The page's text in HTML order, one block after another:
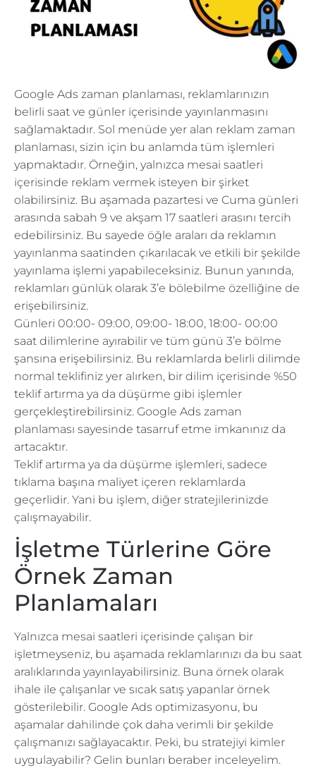
Google Ads zaman planlaması, reklamlarınızın
belirli saat ve günler içerisinde yayınlanmasını
sağlamaktadır. Sol menüde yer alan reklam zaman
planlaması, sizin için bu anlamda tüm işlemleri
yapmaktadır. Örneğin, yalnızca mesai saatleri
içerisinde reklam vermek isteyen bir şirket
olabilirsiniz. Bu aşamada pazartesi ve Cuma günleri
arasında sabah 9 ve akşam 17 saatleri arasını tercih
edebilirsiniz. Bu sayede öğle araları da reklamın
yayınlanma saatinden çıkarılacak ve etkili bir şekilde
yayınlama işlemi yapabileceksiniz. Bunun yanında,
reklamları günlük olarak 3’e bölebilme özelliğine de
erişebilirsiniz.
Günleri 00:00- 09:00, 09:00- 18:00, 18:00- 00:00
saat dilimlerine ayırabilir ve tüm günü 3’e bölme
şansına erişebilirsiniz. Bu reklamlarda belirli dilimde
normal teklifiniz yer alırken, bir dilim içerisinde %50
teklif artırma ya da düşürme gibi işlemler
gerçekleştirebilirsiniz. Google Ads zaman
planlaması sayesinde tasarruf etme imkanınız da
artacaktır.
Teklif artırma ya da düşürme işlemleri, sadece
tıklama başına maliyet içeren reklamlarda
geçerlidir. Yani bu işlem, diğer stratejilerinizde
çalışmayabilir.
İşletme Türlerine Göre
Örnek Zaman
Planlamaları
Yalnızca mesai saatleri içerisinde çalışan bir
işletmeyseniz, bu aşamada reklamlarınızı da bu saat
aralıklarında yayınlayabilirsiniz. Buna örnek olarak
ihale ile çalışanlar ve sıcak satış yapanlar örnek
gösterilebilir. Google Ads optimizasyonu, bu
aşamalar dahilinde çok daha verimli bir şekilde
çalışmanızı sağlayacaktır. Peki, bu stratejiyi kimler
uygulayabilir? Gelin bunları beraber inceleyelim.